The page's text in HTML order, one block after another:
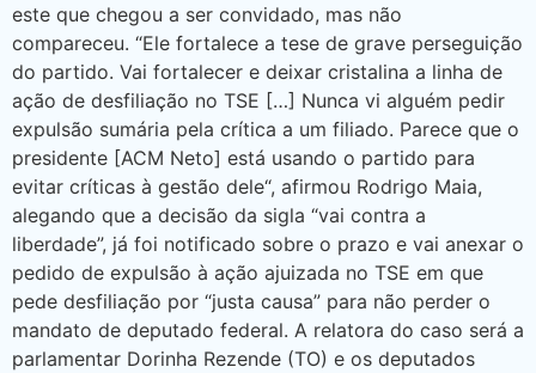
este que chegou a ser convidado, mas não
compareceu. “Ele fortalece a tese de grave perseguição
do partido. Vai fortalecer e deixar cristalina a linha de
ação de desfiliação no TSE […] Nunca vi alguém pedir
expulsão sumária pela crítica a um filiado. Parece que o
presidente [ACM Neto] está usando o partido para
evitar críticas à gestão dele“, afirmou Rodrigo Maia,
alegando que a decisão da sigla “vai contra a
liberdade”, já foi notificado sobre o prazo e vai anexar o
pedido de expulsão à ação ajuizada no TSE em que
pede desfiliação por “justa causa” para não perder o
mandato de deputado federal. A relatora do caso será a
parlamentar Dorinha Rezende (TO) e os deputados